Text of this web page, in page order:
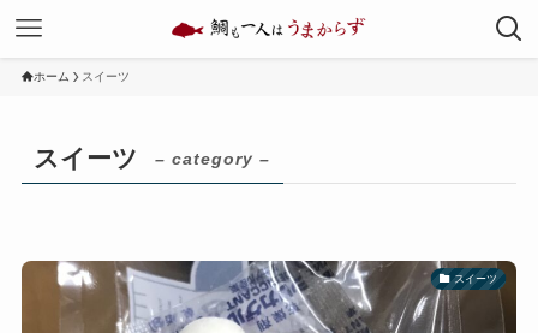
ホーム スイーツ
スイーツ – category –
スイーツ